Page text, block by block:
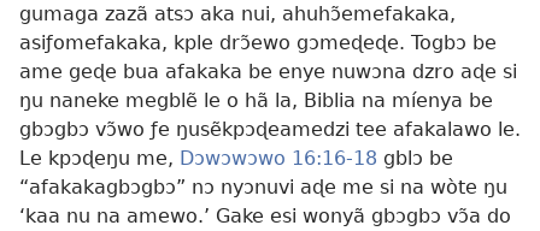
gumaga zazã atsɔ aka nui, ahuhɔ̃emefakaka,
asiƒomefakaka, kple drɔ̃ewo gɔmeɖeɖe. Togbɔ be
ame geɖe bua afakaka be enye nuwɔna dzro aɖe si
ŋu naneke megblẽ le o hã la, Biblia na míenya be
gbɔgbɔ vɔ̃wo ƒe ŋusẽkpɔɖeamedzi tee afakalawo le.
Le kpɔɖeŋu me, Dɔwɔwɔwo 16:16-18 gblɔ be
“afakakagbɔgbɔ” nɔ nyɔnuvi aɖe me si na wòte ŋu
‘kaa nu na amewo.’ Gake esi wonyã gbɔgbɔ vɔ̃a do